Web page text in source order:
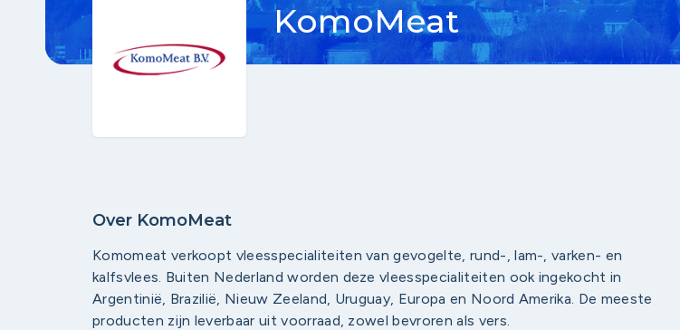
KomoMeat
Over KomoMeat
Komomeat verkoopt vleesspecialiteiten van gevogelte, rund-, lam-, varken- en
kalfsvlees. Buiten Nederland worden deze vleesspecialiteiten ook ingekocht in
Argentinië, Brazilië, Nieuw Zeeland, Uruguay, Europa en Noord Amerika. De meeste
producten zijn leverbaar uit voorraad, zowel bevroren als vers.